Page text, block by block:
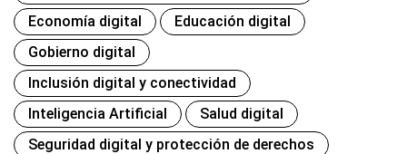
Economía digital
Educación digital
Gobierno digital
Inclusión digital y conectividad
Inteligencia Artificial
Salud digital
Seguridad digital y protección de derechos